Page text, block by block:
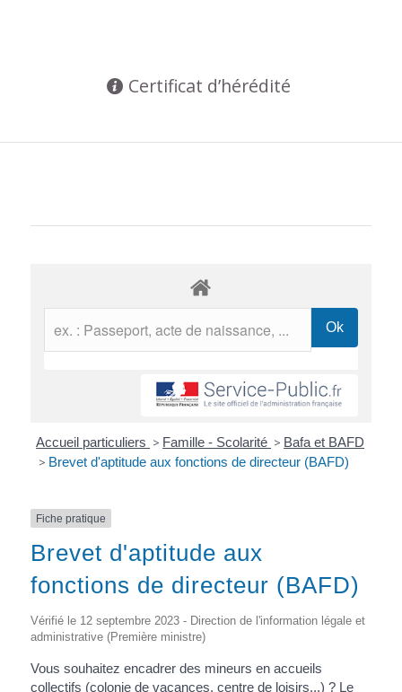
Certificat d’hérédité
Accueil particuliers > Famille - Scolarité > Bafa et BAFD
> Brevet d'aptitude aux fonctions de directeur (BAFD)
Fiche pratique
Brevet d'aptitude aux
fonctions de directeur (BAFD)
Vérifié le 12 septembre 2023 - Direction de l'information légale et
administrative (Première ministre)
Vous souhaitez encadrer des mineurs en accueils
collectifs (colonie de vacances, centre de loisirs...) ? Le